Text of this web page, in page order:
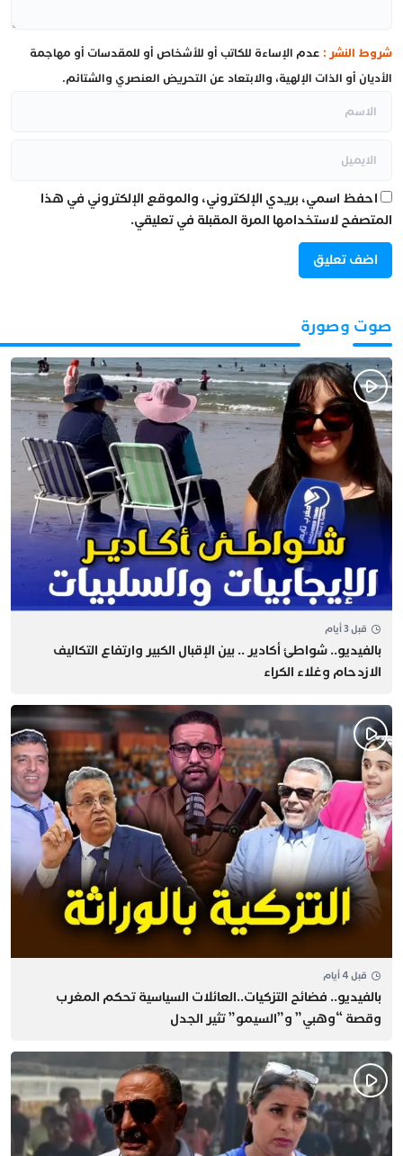
شروط النشر : عدم الإساءة للكاتب أو للأشخاص أو للمقدسات أو مهاجمة
الأديان أو الذات الإلهية، والابتعاد عن التحريض العنصري والشتائم.
احفظ اسمي، بريدي الإلكتروني، والموقع الإلكتروني في هذا
المتصفح لاستخدامها المرة المقبلة في تعليقي.
صوت وصورة
قبل 3 أيام
بالفيديو.. شواطئ أكادير .. بين الإقبال الكبير وارتفاع التكاليف
الازدحام وغلاء الكراء
قبل 4 أيام
بالفيديو.. فضائح التزكيات..العائلات السياسية تحكم المغرب
وقصة “وهبي” و”السيمو” تثير الجدل